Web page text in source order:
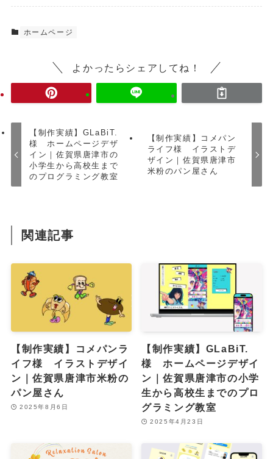
ホームページ
よかったらシェアしてね！
【制作実績】GLaBiT.
様 ホームページデザ
イン｜佐賀県唐津市の
小学生から高校生まで
のプログラミング教室
【制作実績】コメパン
ライフ様 イラストデ
ザイン｜佐賀県唐津市
米粉のパン屋さん
関連記事
【制作実績】コメパンラ
イフ様 イラストデザイ
ン｜佐賀県唐津市米粉の
パン屋さん
2025年8月6日
【制作実績】GLaBiT.
様 ホームページデザイ
ン｜佐賀県唐津市の小学
生から高校生までのプロ
グラミング教室
2025年4月23日